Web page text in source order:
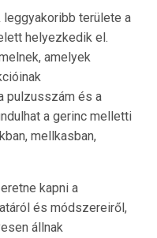
leggyakoribb területe a
helyezkedik el.
amelyek
pulzusszám és a
a gerinc melletti
mellkasban,
kapni a
és módszereiről,
állnak